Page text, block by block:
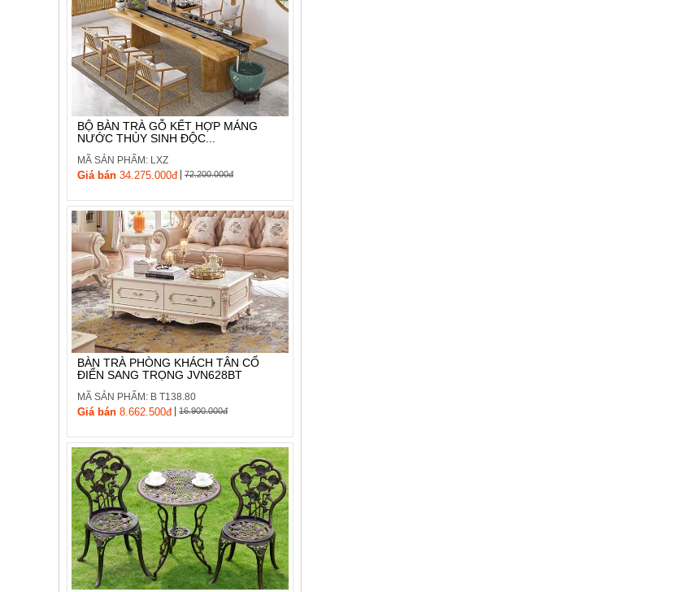
BỘ BÀN TRÀ GỖ KẾT HỢP MÁNG
NƯỚC THỦY SINH ĐỘC...
MÃ SẢN PHẨM: LXZ
Giá bán 34.275.000đ| 72.200.000đ
BÀN TRÀ PHÒNG KHÁCH TÂN CỔ
ĐIỂN SANG TRỌNG JVN628BT
MÃ SẢN PHẨM: B T138.80
Giá bán 8.662.500đ| 16.900.000đ